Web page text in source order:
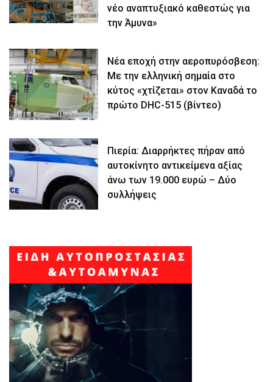
νέο αναπτυξιακό καθεστώς για
την Άμυνα»
Νέα εποχή στην αεροπυρόσβεση:
Με την ελληνική σημαία στο
κύτος «χτίζεται» στον Καναδά το
πρώτο DHC-515 (βίντεο)
Πιερία: Διαρρήκτες πήραν από
αυτοκίνητο αντικείμενα αξίας
άνω των 19.000 ευρώ – Δύο
συλλήψεις